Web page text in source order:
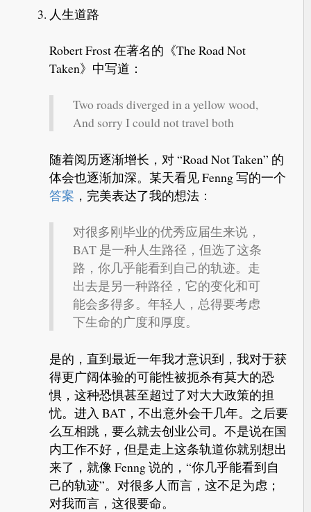
人生道路
Robert Frost 在著名的《The Road Not
Taken》中写道：
Two roads diverged in a yellow wood,
And sorry I could not travel both
随着阅历逐渐增长，对 “Road Not Taken” 的
体会也逐渐加深。某天看见 Fenng 写的一个
答案 ，完美表达了我的想法：
对很多刚毕业的优秀应届生来说，
BAT 是一种人生路径，但选了这条
路，你几乎能看到自己的轨迹。走
出去是另一种路径，它的变化和可
能会多得多。年轻人，总得要考虑
下生命的广度和厚度。
是的，直到最近一年我才意识到，我对于获
得更广阔体验的可能性被扼杀有莫大的恐
惧，这种恐惧甚至超过了对大大政策的担
忧。进入 BAT，不出意外会干几年。之后要
么互相跳，要么就去创业公司。不是说在国
内工作不好，但是走上这条轨道你就别想出
来了，就像 Fenng 说的，“你几乎能看到自
己的轨迹”。对很多人而言，这不足为虑；
对我而言，这很要命。